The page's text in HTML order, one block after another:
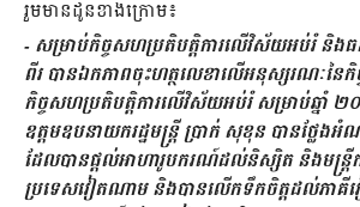
រួមមានដូនខាងក្រោម៖
- សម្រាប់កិច្ចសហប្រតិបត្តិការលើវិស័យអប់រំ និង
ពីរ បានឯកភាពចុះហត្ថលេខាលើអនុស្សរណៈនៃកិ
កិច្ចសហប្រតិបត្តិការលើវិស័យអប់រំ សម្រាប់ឆ្ន
ឧត្តមឧបនាយករដ្ឋមន្រ្តី ប្រាក់ សុខុន បានថ្ល
ដែលបានផ្តល់អាហារូបករណ៍ដល់និស្សិត និងមន្ត្រី
ប្រទេសវៀតណាម និងបានលើកទឹកចិត្តដល់ភាគី